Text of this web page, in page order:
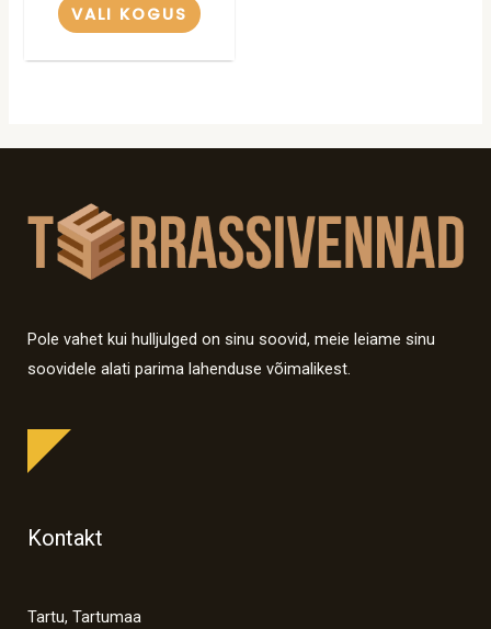
VALI KOGUS
Pole vahet kui hulljulged on sinu soovid, meie leiame sinu
soovidele alati parima lahenduse võimalikest.
Kontakt
Tartu, Tartumaa